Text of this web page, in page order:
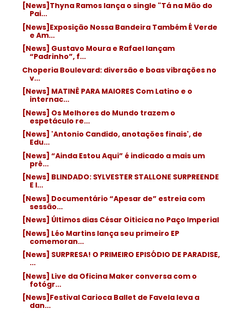
[News]Thyna Ramos lança o single "Tá na Mão do
Pai...
[News]Exposição Nossa Bandeira Também É Verde
e Am...
[News] Gustavo Moura e Rafael lançam
“Padrinho”, f...
Choperia Boulevard: diversão e boas vibrações no
v...
[News] MATINÊ PARA MAIORES Com Latino e o
internac...
[News] Os Melhores do Mundo trazem o
espetáculo re...
[News] 'Antonio Candido, anotações finais', de
Edu...
[News] “Ainda Estou Aqui” é indicado a mais um
prê...
[News] BLINDADO: SYLVESTER STALLONE SURPREENDE
E I...
[News] Documentário “Apesar de” estreia com
sessão...
[News] Últimos dias César Oiticica no Paço Imperial
[News] Léo Martins lança seu primeiro EP
comemoran...
[News] SURPRESA! O PRIMEIRO EPISÓDIO DE PARADISE,
...
[News] Live da Oficina Maker conversa com o
fotógr...
[News]Festival Carioca Ballet de Favela leva a
dan...